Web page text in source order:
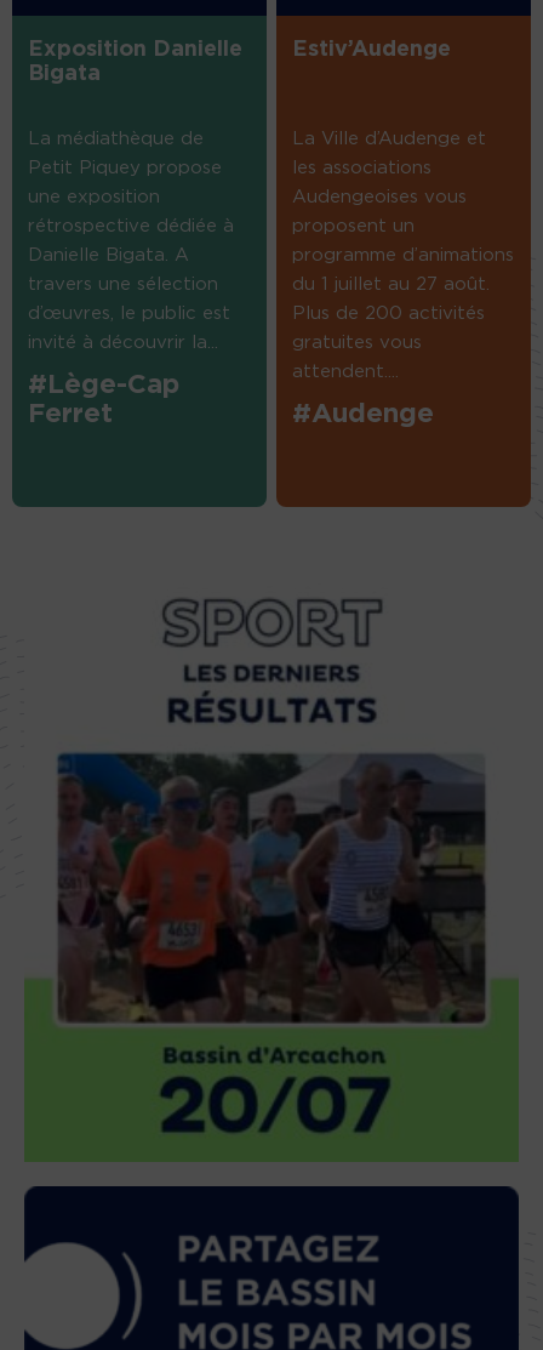
Exposition Danielle
Bigata
La médiathèque de
Petit Piquey propose
une exposition
rétrospective dédiée à
Danielle Bigata. A
travers une sélection
d’œuvres, le public est
invité à découvrir la...
#Lège-Cap
Ferret
Estiv’Audenge
La Ville d’Audenge et
les associations
Audengeoises vous
proposent un
programme d’animations
du 1 juillet au 27 août.
Plus de 200 activités
gratuites vous
attendent....
#Audenge